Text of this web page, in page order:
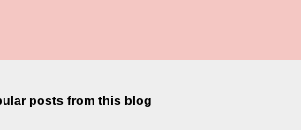
posts from this blog